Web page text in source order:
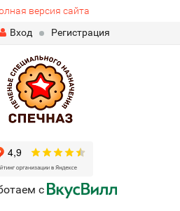
версия сайта
Вход
Регистрация
с